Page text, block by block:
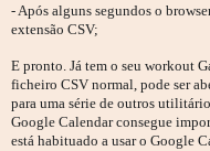
- Após alguns segundos o
extensão CSV;
E pronto. Já tem o seu workout
ficheiro CSV normal, pode ser
para uma série de outros
Google Calendar consegue
está habituado a usar o Google